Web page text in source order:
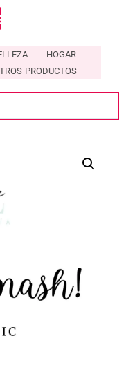
HOGAR
PRODUCTOS